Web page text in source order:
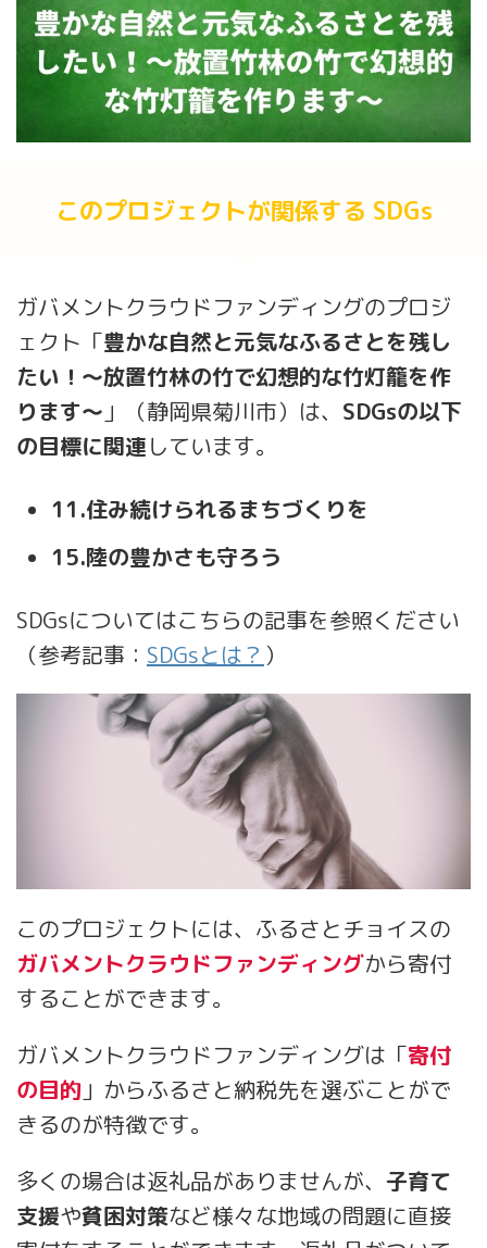
このプロジェクトが関係する SDGs
ガバメントクラウドファンディングのプロジ
ェクト「豊かな自然と元気なふるさとを残し
たい！～放置竹林の竹で幻想的な竹灯籠を作
ります～ 」（静岡県菊川市）は、 SDGsの以下
の目標に関連しています。
11.住み続けられるまちづくりを
15.陸の豊かさも守ろう
SDGsについてはこちらの記事を参照ください
（参考記事： SDGsとは？ ）
このプロジェクトには、ふるさとチョイスの
ガバメントクラウドファンディングから寄付
することができます。
ガバメントクラウドファンディングは「寄付
の目的 」からふるさと納税先を選ぶことがで
きるのが特徴です。
多くの場合は返礼品がありませんが、 子育て
支援や貧困対策など様々な地域の問題に直接